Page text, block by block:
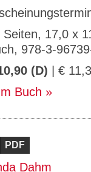
Seiten, 17,0 x
978-3-
(D) | €
Buch
PDF
Dahm